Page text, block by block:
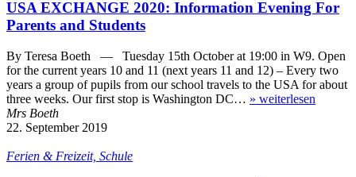
USA EXCHANGE 2020: Information Evening For
Parents and Students
By Teresa Boeth — Tuesday 15th October at 19:00 in W9. Open
for the current years 10 and 11 (next years 11 and 12) – Every two
years a group of pupils from our school travels to the USA for about
three weeks. Our first stop is Washington DC… » weiterlesen
Mrs Boeth
22. September 2019
Ferien & Freizeit, Schule